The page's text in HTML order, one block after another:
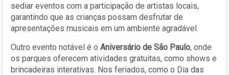
sediar eventos com a participação de artistas locais,
garantindo que as crianças possam desfrutar de
apresentações musicais em um ambiente agradável.
Outro evento notável é o Aniversário de São Paulo, onde
os parques oferecem atividades gratuitas, como shows e
brincadeiras interativas. Nos feriados, como o Dia das